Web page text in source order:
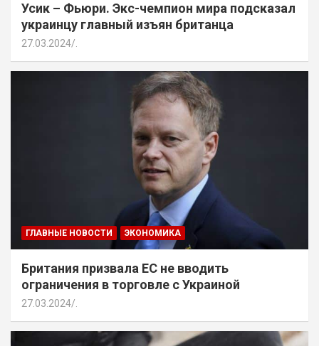
Усик – Фьюри. Экс-чемпион мира подсказал
украинцу главный изъян британца
27.03.2024
ГЛАВНЫЕ НОВОСТИ ЭКОНОМИКА
Британия призвала ЕС не вводить
ограничения в торговле с Украиной
27.03.2024